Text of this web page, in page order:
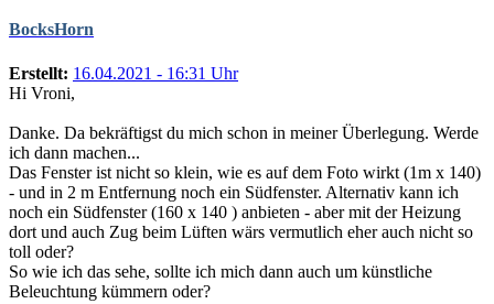
BocksHorn
Erstellt: 16.04.2021 - 16:31 Uhr
Hi Vroni,
Danke. Da bekräftigst du mich schon in meiner Überlegung. Werde
ich dann machen...
Das Fenster ist nicht so klein, wie es auf dem Foto wirkt (1m x 140)
- und in 2 m Entfernung noch ein Südfenster. Alternativ kann ich
noch ein Südfenster (160 x 140 ) anbieten - aber mit der Heizung
dort und auch Zug beim Lüften wärs vermutlich eher auch nicht so
toll oder?
So wie ich das sehe, sollte ich mich dann auch um künstliche
Beleuchtung kümmern oder?